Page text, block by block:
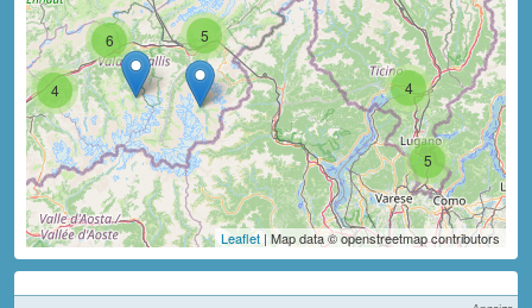
5
4
4
6 5
Leaflet | Map data © openstreetmap contributors